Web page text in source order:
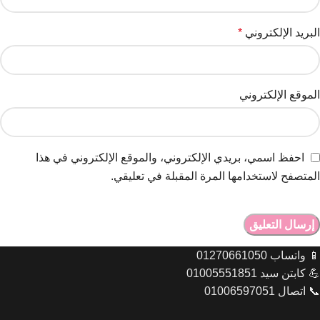
البريد الإلكتروني *
الموقع الإلكتروني
احفظ اسمي، بريدي الإلكتروني، والموقع الإلكتروني في هذا
المتصفح لاستخدامها المرة المقبلة في تعليقي.
📱 واتساب 01270661050
💪 كابتن سيد 01005551851
📞 اتصال 01006597051